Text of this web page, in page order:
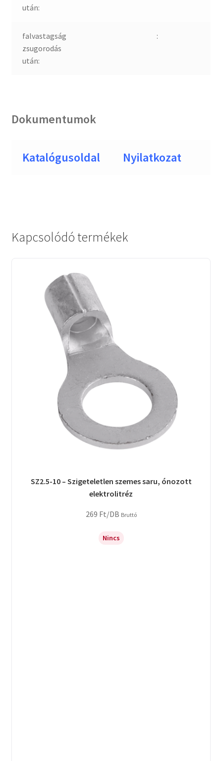
után:
falvastagság
zsugorodás
után:
:
Dokumentumok
Katalógusoldal Nyilatkozat
Kapcsolódó termékek
SZ2.5-10 – Szigeteletlen szemes saru, ónozott
elektrolitréz
269 Ft/DB Bruttó
Nincs